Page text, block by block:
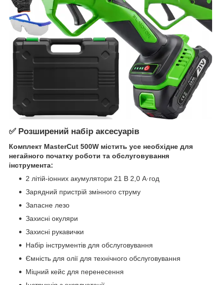
✅ Розширений набір аксесуарів
Комплект MasterCut 500W містить усе необхідне для
негайного початку роботи та обслуговування
інструмента:
2 літій-іонних акумулятори 21 В 2,0 А·год
Зарядний пристрій змінного струму
Запасне лезо
Захисні окуляри
Захисні рукавички
Набір інструментів для обслуговування
Ємність для олії для технічного обслуговування
Міцний кейс для перенесення